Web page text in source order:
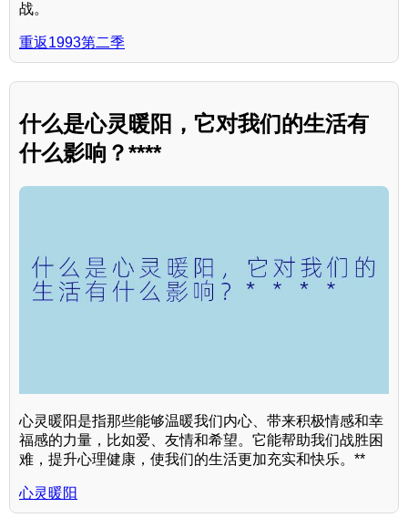
战。
重返1993第二季
什么是心灵暖阳，它对我们的生活有
什么影响？****
心灵暖阳是指那些能够温暖我们内心、带来积极情感和幸
福感的力量，比如爱、友情和希望。它能帮助我们战胜困
难，提升心理健康，使我们的生活更加充实和快乐。**
心灵暖阳